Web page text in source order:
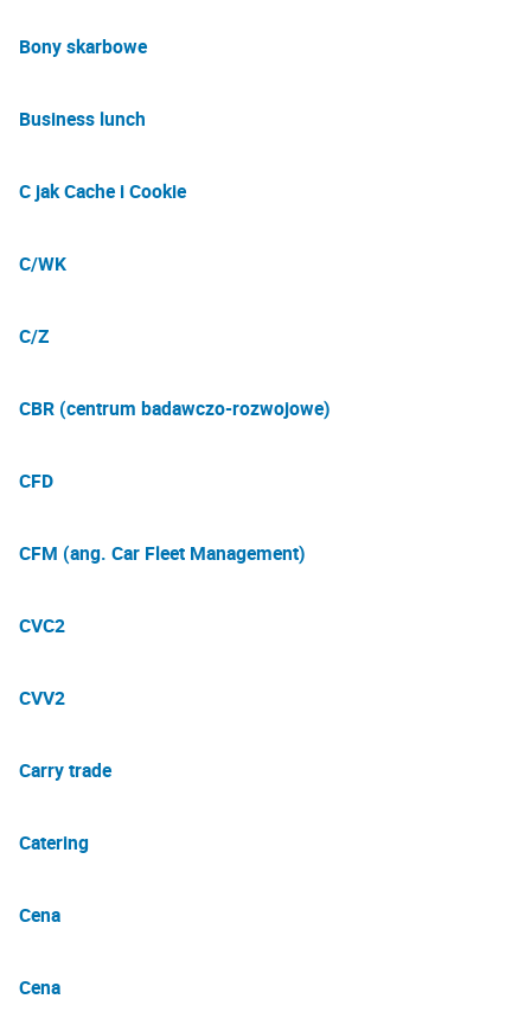
Bony skarbowe
Business lunch
C jak Cache i Cookie
C/WK
C/Z
CBR (centrum badawczo-rozwojowe)
CFD
CFM (ang. Car Fleet Management)
CVC2
CVV2
Carry trade
Catering
Cena
Cena